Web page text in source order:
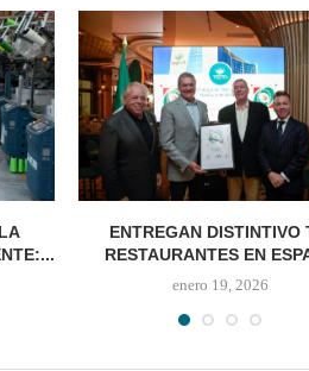
ENTREGAN DISTINTIVO
RESTAURANTES EN
enero 19, 2026